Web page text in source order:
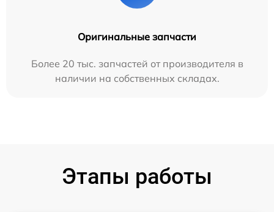
Оригинальные запчасти
Более 20 тыс. запчастей от производителя в
наличии на собственных складах.
Этапы работы